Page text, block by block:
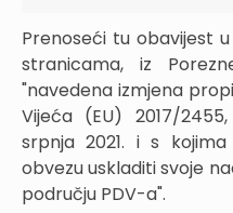
Prenoseći tu obavijest
stranicama, iz
"navedena izmjena
Vijeća (EU) 2017/
srpnja 2021. i s
obvezu uskladiti svoje
području PDV-a".